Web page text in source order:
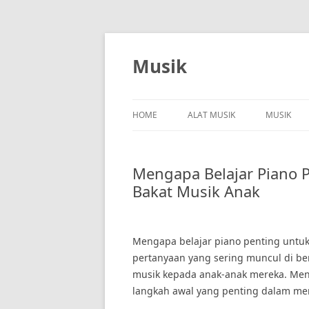
Skip
Musik
HOME ALAT MUSIK MUSIK
Mengapa Belajar
Bakat Musik Anak
Mengapa belajar piano penting
pertanyaan yang sering muncul di
musik kepada anak-anak mereka.
langkah awal yang penting dalam